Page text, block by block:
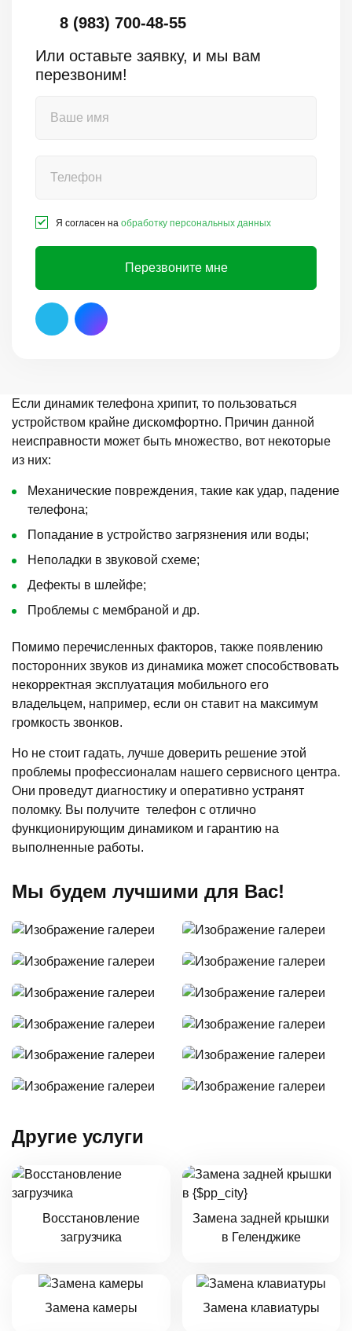
8 (983) 700-48-55
Или оставьте заявку, и мы вам
перезвоним!
Я согласен на обработку персональных данных
Перезвоните мне
Если динамик телефона хрипит, то пользоваться
устройством крайне дискомфортно. Причин данной
неисправности может быть множество, вот некоторые
из них:
Механические повреждения, такие как удар, падение
телефона;
Попадание в устройство загрязнения или воды;
Неполадки в звуковой схеме;
Дефекты в шлейфе;
Проблемы с мембраной и др.
Помимо перечисленных факторов, также появлению
посторонних звуков из динамика может способствовать
некорректная эксплуатация мобильного его
владельцем, например, если он ставит на максимум
громкость звонков.
Но не стоит гадать, лучше доверить решение этой
проблемы профессионалам нашего сервисного центра.
Они проведут диагностику и оперативно устранят
поломку. Вы получите телефон с отлично
функционирующим динамиком и гарантию на
выполненные работы.
Мы будем лучшими для Вас!
Другие услуги
Восстановление
загрузчика
Замена задней крышки
в Геленджике
Замена камеры Замена клавиатуры